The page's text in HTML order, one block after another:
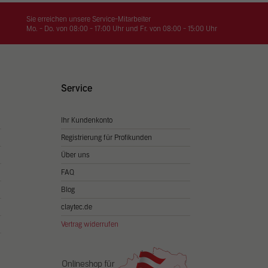
Sie erreichen unsere Service-Mitarbeiter
Mo. - Do. von 08:00 - 17:00 Uhr und Fr. von 08:00 - 15:00 Uhr
Service
Ihr Kundenkonto
Registrierung für Profikunden
Über uns
FAQ
Blog
claytec.de
Vertrag widerrufen
Sie